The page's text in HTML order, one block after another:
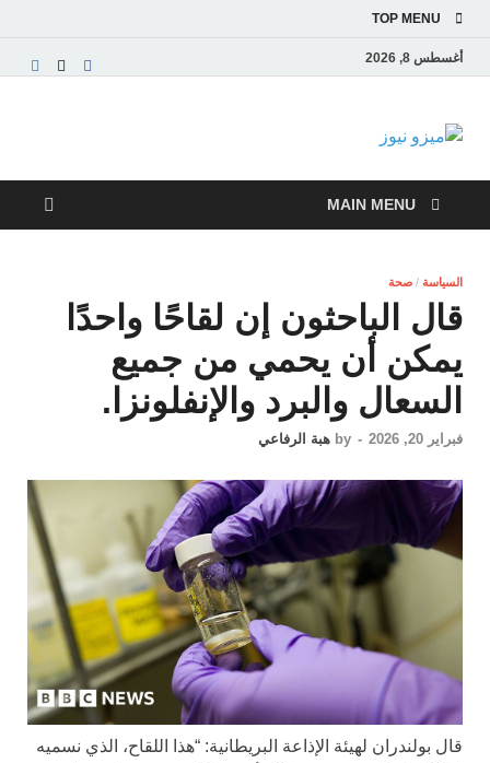
TOP MENU
أغسطس 8, 2026
ميزو نيوز
والاقتصادية
MAIN MENU
السياسة / صحة
قال الباحثون إن لقاحًا واحدًا
يمكن أن يحمي من جميع
السعال والبرد والإنفلونزا.
فبراير 20, 2026 -
by هبة الرفاعي
قال بولندران لهيئة الإذاعة البريطانية: “هذا اللقاح، الذي نسميه